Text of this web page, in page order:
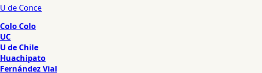
U de Conce
Colo Colo
UC
U de Chile
Huachipato
Fernández Vial